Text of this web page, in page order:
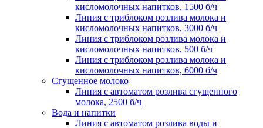
кисломолочных напитков, 1500 б/ч
Линия с триблоком розлива молока и
кисломолочных напитков, 3000 б/ч
Линия с триблоком розлива молока и
кисломолочных напитков, 500 б/ч
Линия с триблоком розлива молока и
кисломолочных напитков, 6000 б/ч
Сгущенное молоко
Линия с автоматом розлива сгущенного
молока, 2500 б/ч
Вода и напитки
Линия с автоматом розлива воды и